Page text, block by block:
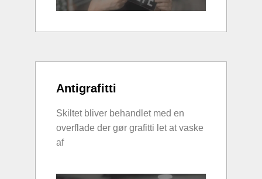
Antigrafitti
Skiltet bliver behandlet med en
overflade der gør grafitti let at vaske
af